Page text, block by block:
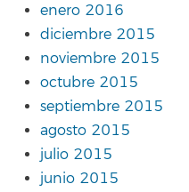
enero 2016
diciembre 2015
noviembre 2015
octubre 2015
septiembre 2015
agosto 2015
julio 2015
junio 2015